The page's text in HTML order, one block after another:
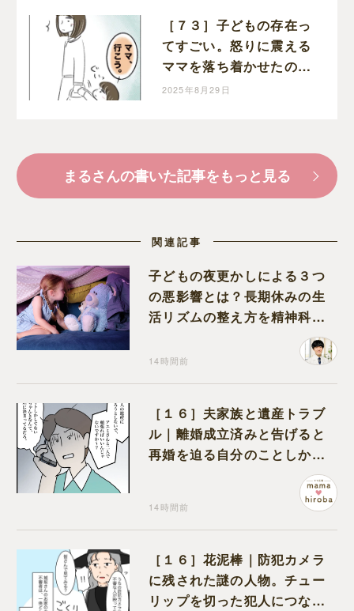
［７３］子どもの存在っ
てすごい。怒りに震える
ママを落ち着かせたのは
幼い娘。執着ママにロッ
2025年8月29日
まるさんの書いた記事をもっと見る
関連記事
子どもの夜更かしによる３つ
の悪影響とは？長期休みの生
活リズムの整え方を精神科医
14時間前
［１６］夫家族と遺産トラブ
ル｜離婚成立済みと告げると
再婚を迫る自分のことしか考
14時間前
［１６］花泥棒｜防犯カメラ
に残された謎の人物。チュー
リップを切った犯人につなが